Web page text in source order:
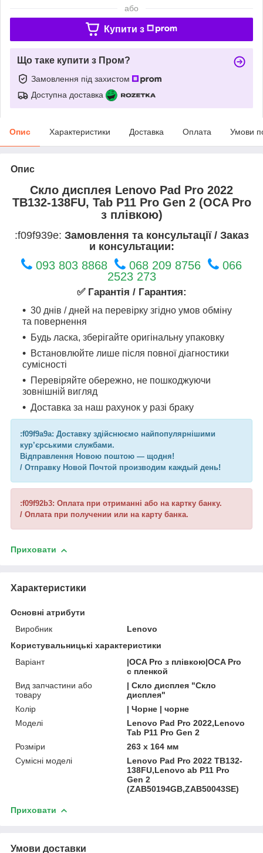
або
Купити з
Що таке купити з Пром?
Замовлення під захистом
Доступна доставка
Опис Характеристики Доставка Оплата Умови
Опис
Скло дисплея Lenovo Pad Pro 2022
TB132-138FU, Tab P11 Pro Gen 2 (OCA Pro
з плівкою)
:f09f939e: Замовлення та консультації / Заказ
и консультации:
093 803 8868 068 209 8756
066
2523 273
✅ Гарантія / Гарантия:
30 днів / дней на перевірку згідно умов обміну
та повернення
Будь ласка, зберігайте оригінальну упаковку
Встановлюйте лише після повної діагностики
сумісності
Перевіряйте обережно, не пошкоджуючи
зовнішній вигляд
Доставка за наш рахунок у разі браку
:f09f9a9a: Доставку здійснюємо найпопулярнішими
кур’єрськими службами.
Відправлення Новою поштою — щодня!
/ Отправку Новой Почтой производим каждый день!
:f09f92b3: Оплата при отриманні або на картку банку.
/ Оплата при получении или на карту банка.
Приховати
Характеристики
Основні атрибути
Виробник
Lenovo
Користувальницькі характеристики
Варіант
|OCA Pro з плівкою|OCA Pro
с пленкой
Вид запчастини або
товару
| Скло дисплея "Скло
дисплея"
Колір
| Чорне | чорне
Моделі
Lenovo Pad Pro 2022,Lenovo
Tab P11 Pro Gen 2
Розміри
263 x 164 мм
Сумісні моделі
Lenovo Pad Pro 2022 TB132-
138FU,Lenovo ab P11 Pro
Gen 2
(ZAB50194GB,ZAB50043SE)
Приховати
Умови доставки